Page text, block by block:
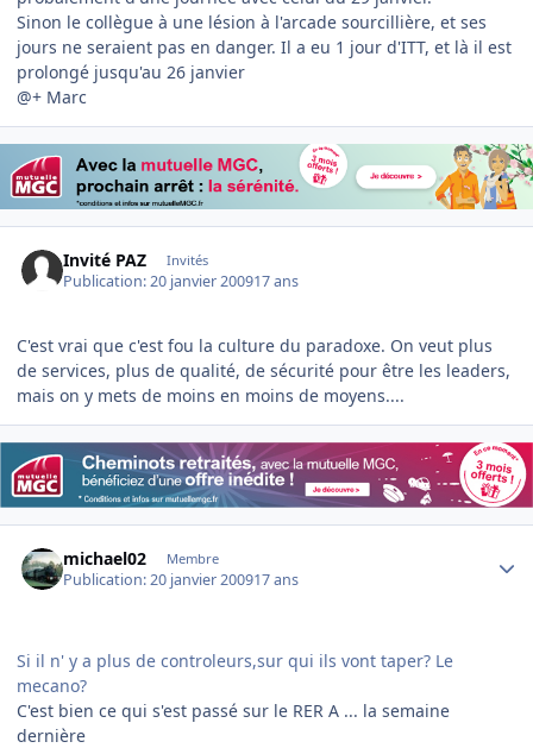
Sinon le collègue à une lésion à l'arcade sourcillière, et ses
jours ne seraient pas en danger. Il a eu 1 jour d'ITT, et là il est
prolongé jusqu'au 26 janvier
@+ Marc
Invité PAZ Invités
Publication:20 janvier 200917 ans
C'est vrai que c'est fou la culture du paradoxe. On veut plus
de services, plus de qualité, de sécurité pour être les leaders,
mais on y mets de moins en moins de moyens....
michael02 Membre
Publication:20 janvier 200917 ans
Si il n' y a plus de controleurs,sur qui ils vont taper? Le
mecano?
C'est bien ce qui s'est passé sur le RER A ... la semaine
dernière